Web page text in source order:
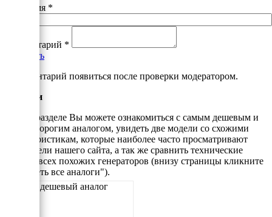
Ваше имя *
Комментарий *
Добавить
*Комментарий появиться после проверки модератором.
Аналоги
В этом разделе Вы можете ознакомиться с самым дешевым и
самым дорогим аналогом, увидеть две модели со схожими
характеристикам, которые наиболее часто просматривают
посетители нашего сайта, а так же сравнить технические
данные всех похожих генераторов (внизу страницы кликните
"Смотреть все аналоги").
Самый дешевый аналог